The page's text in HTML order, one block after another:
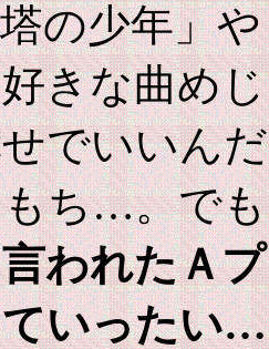
の少年」
きな曲め
でいいん
ち…。でも
われたＡ
いったい